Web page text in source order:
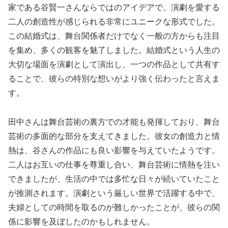
家である谷賢一さんならではのアイデアで、演劇を愛する
二人の創造性が感じられる非常にユニークな形式でした。
この結婚式は、舞台関係者だけでなく一般の方からも注目
を集め、多くの観客を魅了しました。結婚式という人生の
大切な場面を演劇として演出し、一つの作品として共有す
ることで、彼らの特別な想いがより強く伝わったと言えま
す。
田中さんは舞台芸術の裏方での才能も発揮しており、舞台
芸術の多面的な部分を支えてきました。彼女の創造力と情
熱は、谷さんの作品にも良い影響を与えていたようです。
二人はお互いの仕事を尊重し合い、舞台芸術に情熱を注い
できましたが、生活の中では多忙な日々が続いていたこと
が推測されます。演劇という厳しい世界で活躍する中で、
夫婦としての時間を取るのが難しかったことが、彼らの関
係に影響を及ぼしたのかもしれません。